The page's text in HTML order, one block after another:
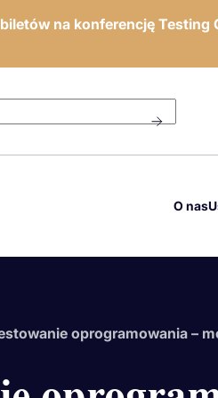
na konferencję
O nas
oprogramowania –